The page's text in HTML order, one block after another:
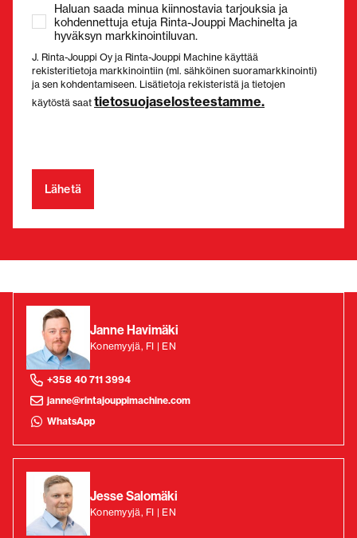
Haluan saada minua kiinnostavia tarjouksia ja
kohdennettuja etuja Rinta-Jouppi Machinelta ja
hyväksyn markkinointiluvan.
J. Rinta-Jouppi Oy ja Rinta-Jouppi Machine käyttää
rekisteritietoja markkinointiin (ml. sähköinen suoramarkkinointi)
ja sen kohdentamiseen. Lisätietoja rekisteristä ja tietojen
käytöstä saat tietosuojaselosteestamme.
Janne Havimäki
Konemyyjä, FI | EN
+358 40 711 3994
janne@rintajouppimachine.com
WhatsApp
Jesse Salomäki
Konemyyjä, FI | EN